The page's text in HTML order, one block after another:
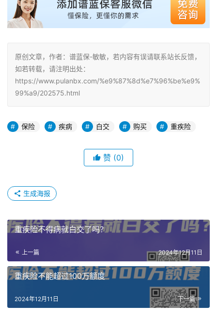
原创文章，作者：谱蓝保-敏敏，若内容有误请联系站长反馈，
如若转载，请注明出处：
https://www.pulanbx.com/%e9%87%8d%e7%96%be%e9%
99%a9/202575.html
保险 疾病 白交 购买 重疾险
赞 (0)
生成海报
重疾险不得病就白交了吗？
上一篇 2024年12月11日
重疾险不能超过100万额度
下一篇
2024年12月11日